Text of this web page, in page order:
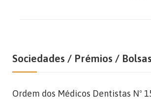
Sociedades / Prémios / Bolsas
Ordem dos Médicos Dentistas Nº